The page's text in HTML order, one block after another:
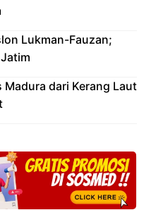
Lukman-Fauzan;
Madura dari Kerang Laut